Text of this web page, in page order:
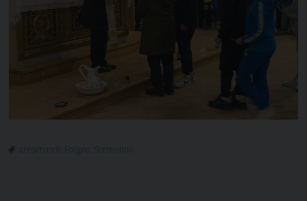
cresimandi Foligno Sorrentino